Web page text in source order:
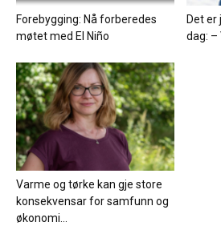
Forebygging: Nå forberedes
møtet med El Niño
Det
dag: –
Varme og tørke kan gje store
konsekvensar for samfunn og
økonomi...